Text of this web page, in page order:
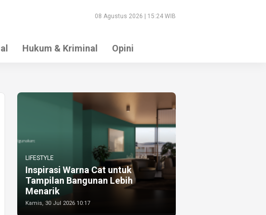
08 Agustus 2026 | 15:24 WIB
Hukum & Kriminal Opini
LIFESTYLE
Inspirasi Warna Cat untuk
Tampilan Bangunan Lebih
Menarik
Kamis, 30 Jul 2026 10:17